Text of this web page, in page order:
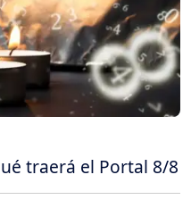
traerá el Portal 8/8